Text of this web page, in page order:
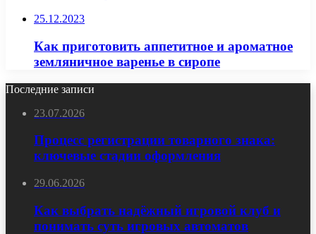
25.12.2023
Как приготовить аппетитное и ароматное
земляничное варенье в сиропе
Последние записи
23.07.2026
Процесс регистрации товарного знака:
ключевые стадии оформления
29.06.2026
Как выбрать надёжный игровой клуб и
понимать суть игровых автоматов